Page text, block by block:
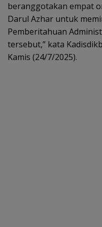
beranggotakan empat
Darul Azhar untuk
Pemberitahuan
tersebut,” kata
Kamis (24/7/2025).